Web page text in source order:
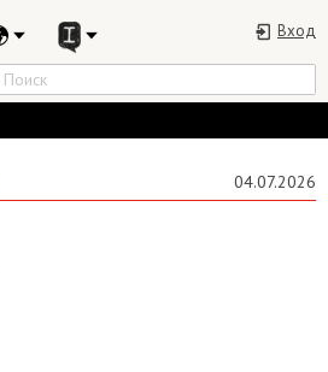
Вход
04.07.2026